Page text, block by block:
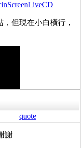
，但現在小白橫行，
quote
謝